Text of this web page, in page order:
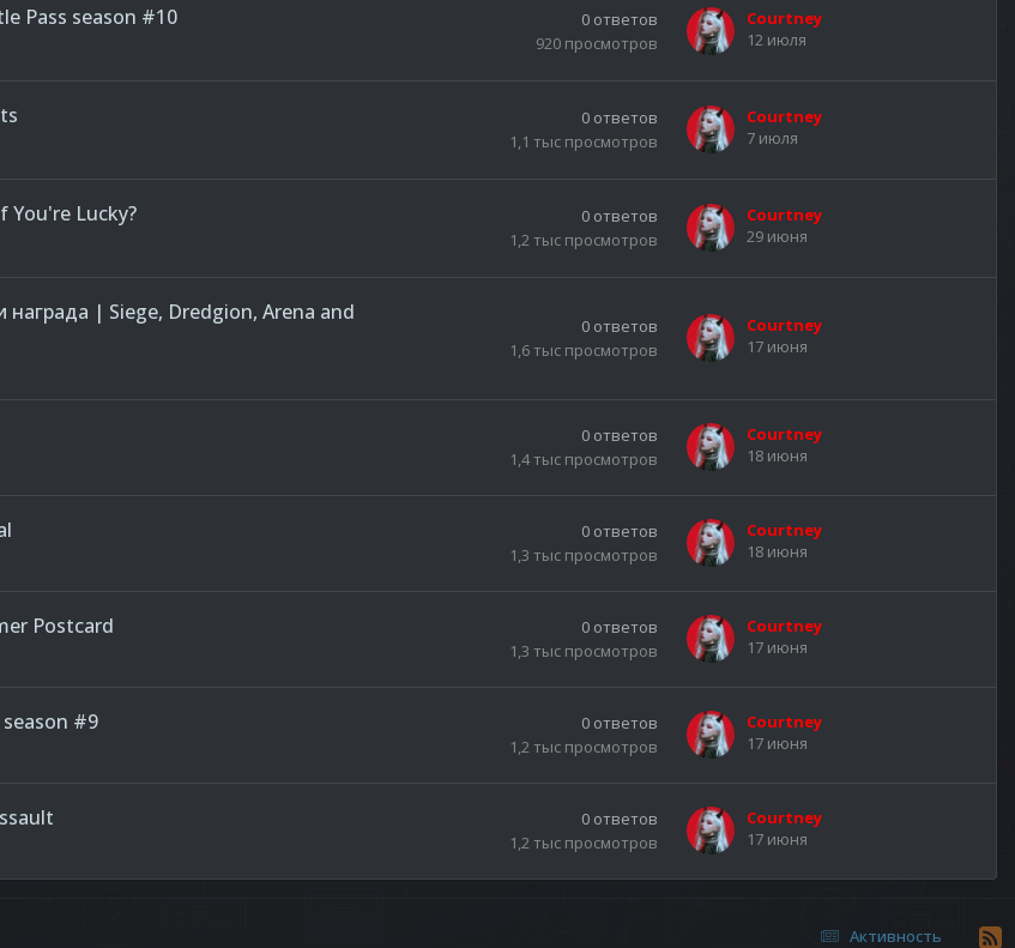
Pass season #10 0 ответов
920 просмотров
Courtney
12 июля
0 ответов
1,1 тыс просмотров
Courtney
7 июля
You're Lucky? 0 ответов
1,2 тыс просмотров
Courtney
29 июня
награда | Siege, Dredgion, Arena and
0 ответов
1,6 тыс просмотров
Courtney
17 июня
0 ответов
1,4 тыс просмотров
Courtney
18 июня
0 ответов
1,3 тыс просмотров
Courtney
18 июня
Postcard 0 ответов
1,3 тыс просмотров
Courtney
17 июня
#9 0 ответов
1,2 тыс просмотров
Courtney
17 июня
0 ответов
1,2 тыс просмотров
Courtney
17 июня
Активность